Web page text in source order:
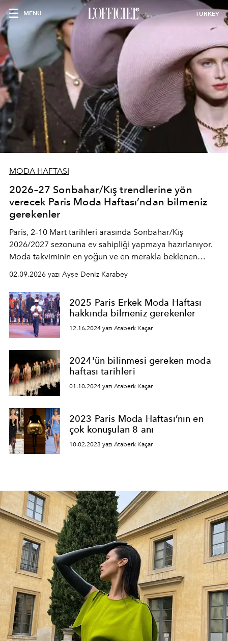
MENU TURKEY
MODA HAFTASI
2026–27 Sonbahar/Kış trendlerine yön
verecek Paris Moda Haftası’ndan bilmeniz
gerekenler
Paris, 2–10 Mart tarihleri arasında Sonbahar/Kış
2026/2027 sezonuna ev sahipliği yapmaya hazırlanıyor.
Moda takviminin en yoğun ve en merakla beklenen
ayağı olan Paris Fashion Week, bu sezon da köklü moda
evleriyle yükselen isimleri aynı sahnede buluşturuyor.
02.09.2026 yazı Ayşe Deniz Karabey
2025 Paris Erkek Moda Haftası
hakkında bilmeniz gerekenler
12.16.2024 yazı Ataberk Kaçar
2024'ün bilinmesi gereken moda
haftası tarihleri
01.10.2024 yazı Ataberk Kaçar
2023 Paris Moda Haftası’nın en
çok konuşulan 8 anı
10.02.2023 yazı Ataberk Kaçar